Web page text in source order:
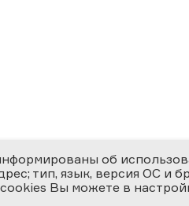
об
тип, язык, версия ОС и
Вы можете в